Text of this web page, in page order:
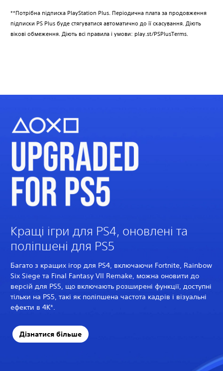
**Потрібна підписка PlayStation Plus. Періодична плата за продовження
підписки PS Plus буде стягуватися автоматично до її скасування. Діють
вікові обмеження. Діють всі правила і умови: play.st/PSPlusTerms.
Кращі ігри для PS4, оновлені та
поліпшені для PS5
Багато з кращих ігор для PS4, включаючи Fortnite, Rainbow
Six Siege та Final Fantasy VII Remake, можна оновити до
версій для PS5, що включають розширені функції, доступні
тільки на PS5, такі як поліпшена частота кадрів і візуальні
ефекти в 4K*.
Дізнатися більше